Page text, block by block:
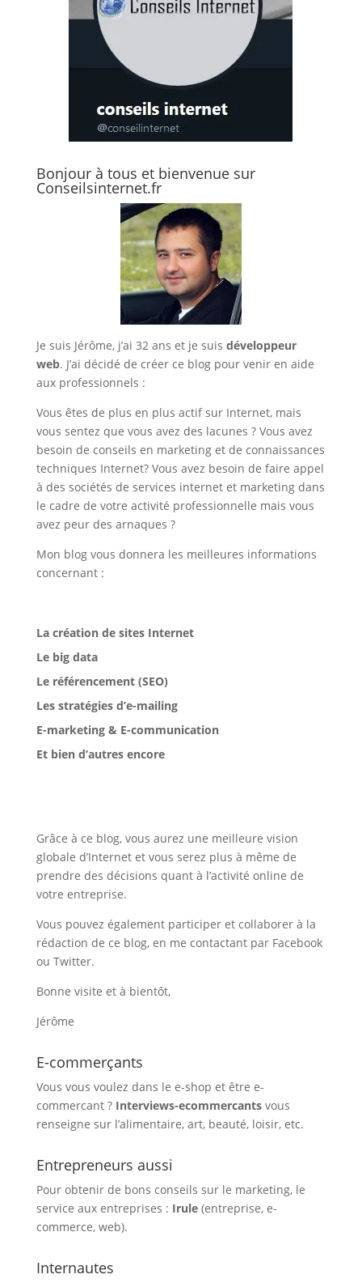
Bonjour à tous et bienvenue sur
Conseilsinternet.fr
Je suis Jérôme, j’ai 32 ans et je suis développeur
web. J’ai décidé de créer ce blog pour venir en aide
aux professionnels :
Vous êtes de plus en plus actif sur Internet, mais
vous sentez que vous avez des lacunes ? Vous avez
besoin de conseils en marketing et de connaissances
techniques Internet? Vous avez besoin de faire appel
à des sociétés de services internet et marketing dans
le cadre de votre activité professionnelle mais vous
avez peur des arnaques ?
Mon blog vous donnera les meilleures informations
concernant :
La création de sites Internet
Le big data
Le référencement (SEO)
Les stratégies d’e-mailing
E-marketing & E-communication
Et bien d’autres encore
Grâce à ce blog, vous aurez une meilleure vision
globale d’Internet et vous serez plus à même de
prendre des décisions quant à l’activité online de
votre entreprise.
Vous pouvez également participer et collaborer à la
rédaction de ce blog, en me contactant par Facebook
ou Twitter.
Bonne visite et à bientôt,
Jérôme
E-commerçants
Vous vous voulez dans le e-shop et être e-
commercant ? Interviews-ecommercantsvous
renseigne sur l’alimentaire, art, beauté, loisir, etc.
Entrepreneurs aussi
Pour obtenir de bons conseils sur le marketing, le
service aux entreprises : Irule(entreprise, e-
commerce, web).
Internautes